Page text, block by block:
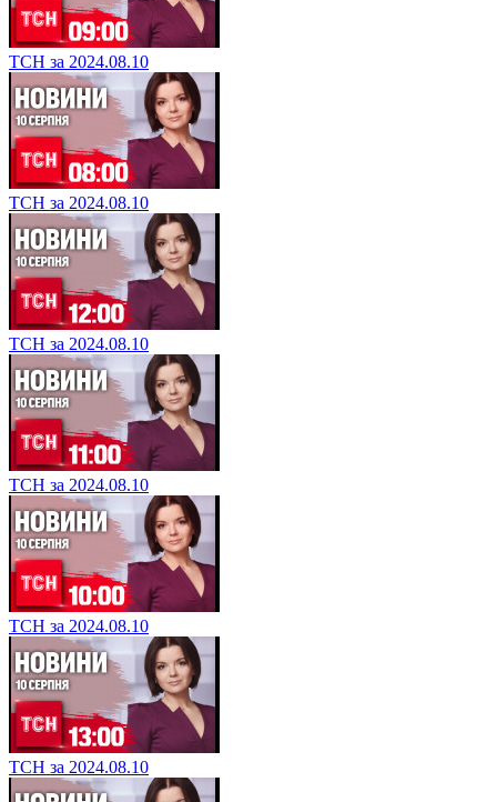
ТСН за 2024.08.10
ТСН за 2024.08.10
ТСН за 2024.08.10
ТСН за 2024.08.10
ТСН за 2024.08.10
ТСН за 2024.08.10